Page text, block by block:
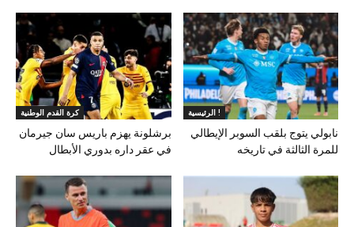
كرة القدم الوطنية
برشلونة يهزم باريس سان جيرمان
في عقر داره بدوري الأبطال
الرئيسية !
نابولي يتوج بلقب السوبر الإيطالي
للمرة الثالثة في تاريخه